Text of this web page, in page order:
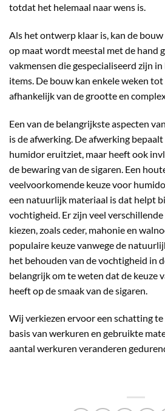
totdat het helemaal naar wens is.
Als het ontwerp klaar is, kan de
op maat wordt meestal met de hand
vakmensen die gespecialiseerd zijn
items. De bouw kan enkele weken tot
afhankelijk van de grootte en
Een van de belangrijkste aspecten
is de afwerking. De afwerking
humidor eruitziet, maar heeft ook
de bewaring van de sigaren. Een
veelvoorkomende keuze voor
een natuurlijk materiaal is dat helpt
vochtigheid. Er zijn veel
kiezen, zoals ceder, mahonie en
populaire keuze vanwege de
het behouden van de vochtigheid in
belangrijk om te weten dat de keuze
heeft op de smaak van de sigaren.
Wij verkiezen ervoor een schatting
basis van werkuren en gebruikte
aantal werkuren veranderen